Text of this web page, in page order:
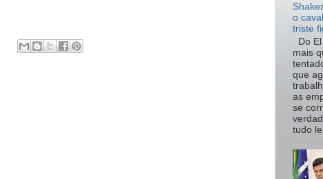
o
triste
Do
mais
que
as
se
tudo